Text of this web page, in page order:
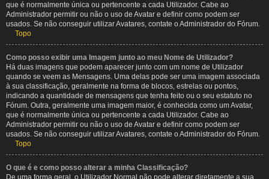
que é normalmente única ou pertencente a cada Utilizador. Cabe ao
Administrador permitir ou não o uso de Avatar e definir como podem ser
usados. Se não conseguir utilizar Avatares, contate o Administrador do Fórum.
Topo
Como posso exibir uma Imagem junto ao meu Nome de Utilizador?
Há duas imagens que podem aparecer junto com um nome de Utilizador
quando se veem as Mensagens. Uma delas pode ser uma imagem associada
à sua classificação, geralmente na forma de blocos, estrelas ou pontos,
indicando a quantidade de mensagens que tenha feito ou o seu estatuto no
Fórum. Outra, geralmente uma imagem maior, é conhecida como um Avatar,
que é normalmente única ou pertencente a cada Utilizador. Cabe ao
Administrador permitir ou não o uso de Avatar e definir como podem ser
usados. Se não conseguir utilizar Avatares, contate o Administrador do Fórum.
Topo
O que é e como posso alterar a minha Classificação?
De uma forma geral, o Utilizador Normal não pode alterar diretamente a sua